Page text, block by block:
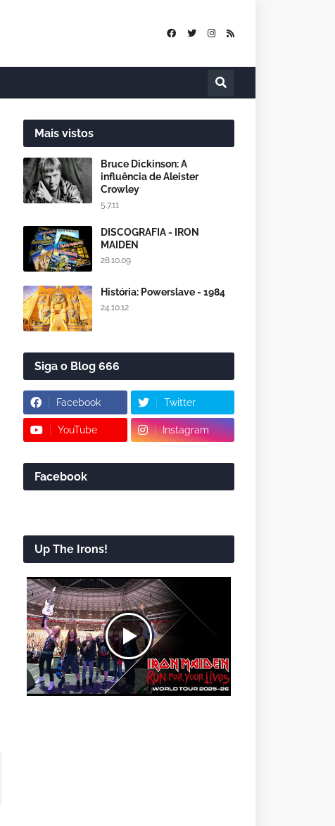
Mais vistos
Bruce Dickinson: A
influência de Aleister
Crowley
5.7.11
DISCOGRAFIA - IRON
MAIDEN
28.10.09
História: Powerslave - 1984
24.10.12
Siga o Blog 666
Facebook Twitter
YouTube Instagram
Facebook
Up The Irons!